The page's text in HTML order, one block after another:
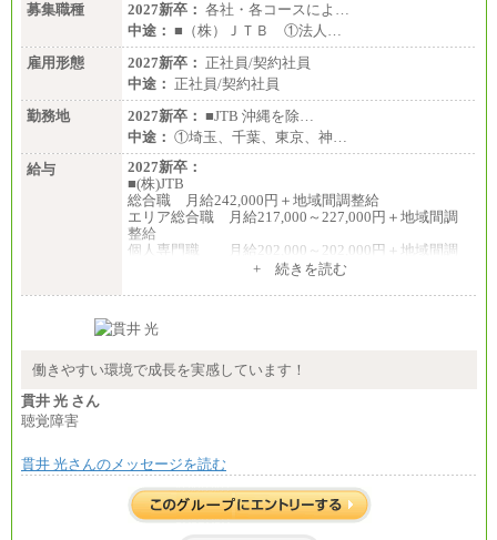
募集職種
2027新卒： 各社・各コースによ…
中途： ■（株）ＪＴＢ ①法人…
雇用形態
2027新卒： 正社員/契約社員
中途： 正社員/契約社員
勤務地
2027新卒： ■JTB 沖縄を除…
中途： ①埼玉、千葉、東京、神…
給与
2027新卒：
■(株)JTB
総合職 月給242,000円＋地域間調整給
エリア総合職 月給217,000～227,000円＋地域間調
整給
個人専門職 月給202,000～202,000円＋地域間調
総合職 月給208,000～235,000円
※詳細はJTBキャリアサイトよりご確認ください。
総合職 月給220,000～230,000円＋地域間調整給
整給
※詳細はJTBキャリアサイトよりご確認ください。
+ 続きを読む
働きやすい環境で成長を実感しています！
貫井 光 さん
聴覚障害
貫井 光さんのメッセージを読む